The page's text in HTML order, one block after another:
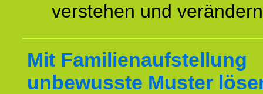
verstehen und
Mit Familienaufstellung
unbewusste Muster